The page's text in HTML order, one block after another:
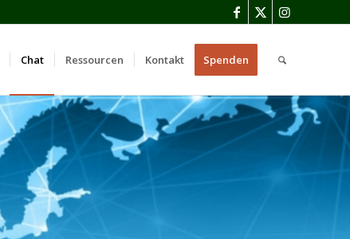
Chat Ressourcen Kontakt Spenden